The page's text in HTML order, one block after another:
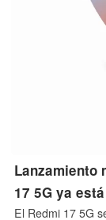
Lanzamiento
17 5G ya
El Redmi 17 5G